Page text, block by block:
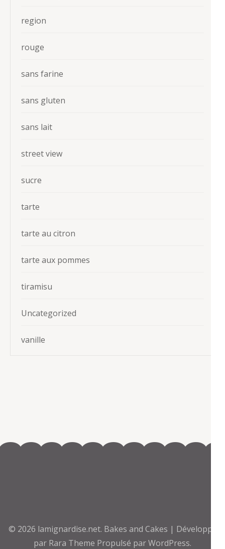
region
rouge
sans farine
sans gluten
sans lait
street view
sucre
tarte
tarte au citron
tarte aux pommes
tiramisu
Uncategorized
vanille
© 2026 lamignardise.net. Bakes and Cakes | Développé
par Rara Theme Propulsé parWordPress.